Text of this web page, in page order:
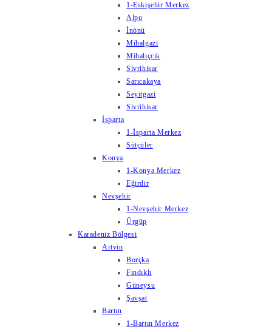
1-Eskişehir Merkez
Alpu
İnönü
Mihalgazi
Mihalıçcık
Sivrihisar
Sarıcakaya
Seyitgazi
Sivrihisar
İsparta
1-İsparta Merkez
Sütçüler
Konya
1-Konya Merkez
Eğirdir
Nevşehir
1-Nevşehir Merkez
Ürgüp
Karadeniz Bölgesi
Artvin
Borçka
Fındıklı
Güneysu
Şavşat
Bartın
1-Bartın Merkez